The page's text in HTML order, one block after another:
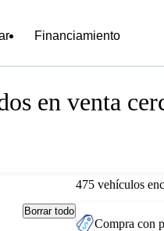
Financiamiento
en venta
Borrar todo
475 vehículos
Compra con